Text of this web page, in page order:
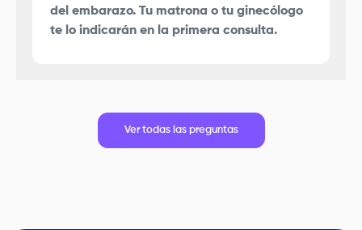
del embarazo. Tu matrona o tu ginecólogo
te lo indicarán en la primera consulta.
Ver todas las preguntas